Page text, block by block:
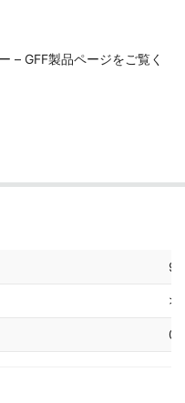
– GFF製品ページをご覧く
>